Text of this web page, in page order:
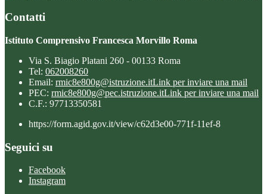
Contatti
Istituto Comprensivo Francesca Morvillo Roma
Via S. Biagio Platani 260 - 00133 Roma
Tel: 062008260
Email: rmic8e800g@istruzione.itLink per inviare una mail
PEC: rmic8e800g@pec.istruzione.itLink per inviare una mail
C.F.: 97713350581
https://form.agid.gov.it/view/c62d3e00-771f-11ef-8
Seguici su
Facebook
Instagram